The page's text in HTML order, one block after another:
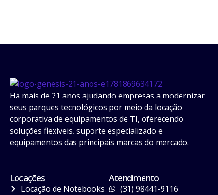
Há mais de 21 anos ajudando empresas a modernizar
seus parques tecnológicos por meio da locação
corporativa de equipamentos de TI, oferecendo
soluções flexíveis, suporte especializado e
equipamentos das principais marcas do mercado.
Locações
Locação de Notebooks
Atendimento
(31) 98441-9116